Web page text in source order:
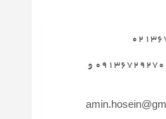
شماره های همراه مدیریت شرکت: 09136729270 و